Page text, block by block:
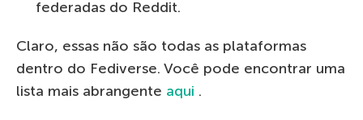
federadas do Reddit.
Claro, essas não são todas as plataformas
dentro do Fediverse. Você pode encontrar uma
lista mais abrangente aqui .